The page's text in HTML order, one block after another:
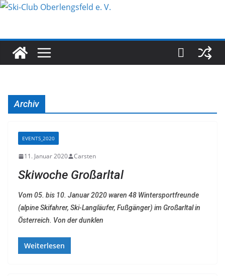
Zum
Archiv
EVENTS_2020
11. Januar 2020 Carsten
Skiwoche Großarltal
Vom 05. bis 10. Januar 2020 waren 48 Wintersportfreunde
(alpine Skifahrer, Ski-Langläufer, Fußgänger) im Großarltal in
Österreich. Von der dunklen
Weiterlesen